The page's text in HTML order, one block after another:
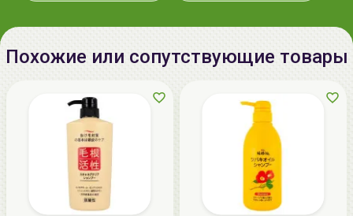
комлексно косметические средства отATOPALM
info@allcosmetics.by,
тел.:+375296131336
Похожие или сопутствующие товары